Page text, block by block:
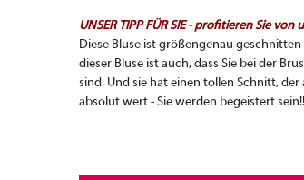
UNSER TIPP FÜR SIE - profitieren Sie von
Diese Bluse ist größengenau
dieser Bluse ist auch, dass Sie bei der
sind. Und sie hat einen tollen Schnitt,
absolut wert - Sie werden begeistert